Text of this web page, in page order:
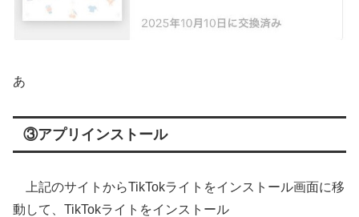
あ
③アプリインストール
上記のサイトからTikTokライトをインストール画面に移
動して、TikTokライトをインストール